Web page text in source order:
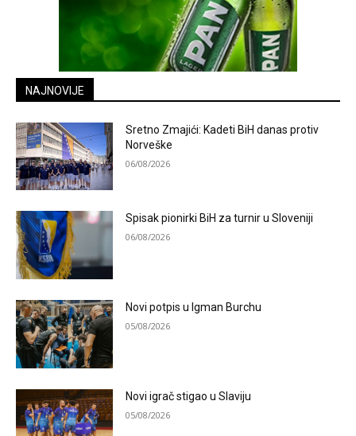
NAJNOVIJE
Sretno Zmajići: Kadeti BiH danas protiv
Norveške
06/08/2026
Spisak pionirki BiH za turnir u Sloveniji
06/08/2026
Novi potpis u Igman Burchu
05/08/2026
Novi igrač stigao u Slaviju
05/08/2026